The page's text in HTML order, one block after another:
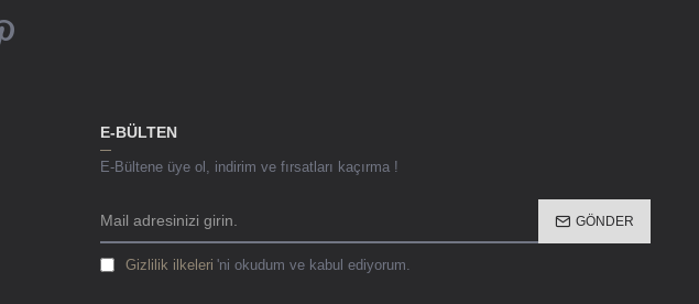
E-BÜLTEN
E-Bültene üye ol, indirim ve fırsatları kaçırma !
GÖNDER
Gizlilik ilkeleri 'ni okudum ve kabul ediyorum.